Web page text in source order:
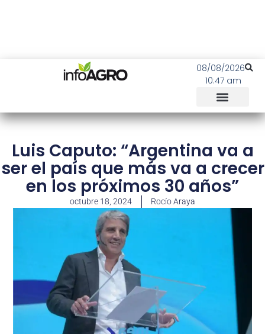
08/08/2026
10:47 am
Luis Caputo: “Argentina va a
ser el país que más va a crecer
en los próximos 30 años”
octubre 18, 2024 Rocío Araya